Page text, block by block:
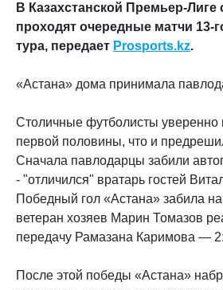
В Казахстанской Премьер-Лиге
проходят очередные матчи 13-
тура, передает Prosports.kz.
«Астана» дома принимала
Столичные футболисты уверенно
первой половины, что и
Сначала павлодарцы забили
- "отличился" вратарь гостей
Победный гол «Астана» забила
ветеран хозяев Марин Томазов
передачу Рамазана Каримова —
После этой победы «Астана»